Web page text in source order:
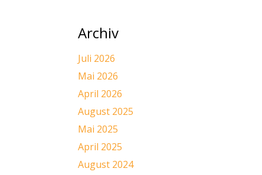
Archiv
Juli 2026
Mai 2026
April 2026
August 2025
Mai 2025
April 2025
August 2024